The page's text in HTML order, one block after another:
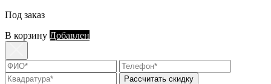
Под заказ
В корзину Добавлен
Рассчитать скидку